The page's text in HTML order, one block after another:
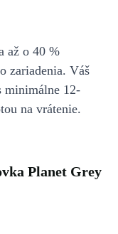
až o 40 %
zariadenia. Váš
minimálne 12-
na vrátenie.
Planet Grey